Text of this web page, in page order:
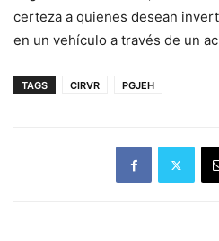
certeza a quienes desean
en un vehículo a través de un
TAGS CIRVR PGJEH